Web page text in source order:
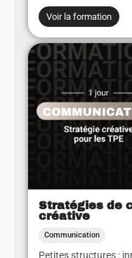
Voir la formation
Stratégies de
créative
Communication
Petites structures :